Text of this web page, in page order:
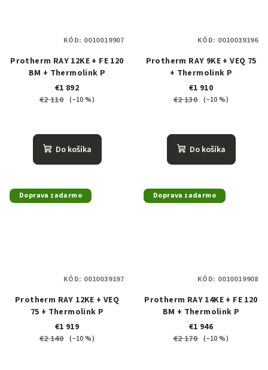
Protherm RAY 12KE + FE 120
BM + Thermolink P
€1 892
€2 110 (–10 %)
Do košíka
KÓD: 0010019907
Protherm RAY 9KE + VEQ 75
+ Thermolink P
€1 910
€2 130 (–10 %)
Do košíka
KÓD: 0010039196
Doprava zadarmo
Protherm RAY 12KE + VEQ
75 + Thermolink P
€1 919
€2 140 (–10 %)
KÓD: 0010039197
Doprava zadarmo
Protherm RAY 14KE + FE 120
BM + Thermolink P
€1 946
€2 170 (–10 %)
KÓD: 0010019908